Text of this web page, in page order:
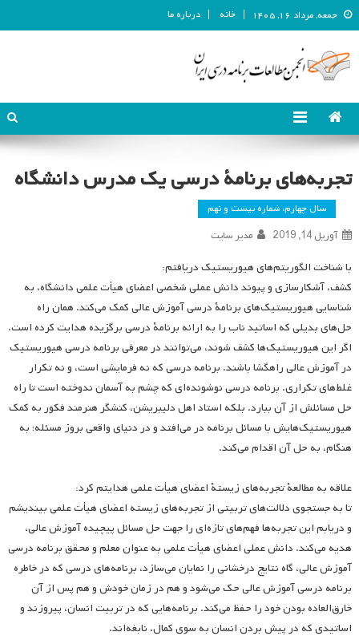
جمعه, مرداد ۱۶, ۱۴۰۵ خانه درباره ما
انجمن مطالعات برنامه درسی ایران
تجربه‌های برنامۀ درسی یک مدرس دانشگاه
سال چهارم، شماره بیست و نهم
آوریل 14, 2019 مدیر سایت
با شناخت الگوریتم‌های هیوریستیک دریافتم:
کشف، آشکارسازی و پیوند دانش عملی شخصی اعضای هیأت علمی دانشگاه، به
شناسایی هیوریستیک‌های برنامۀ درسی آموزش عالی کمک می‌کند. همان راه
حل‌های بدیلی که اساتید ناب را به ارائه برنامۀ درسی برگزیده هدایت کرده است.
اگر این هیوریستیک‌ها کشف شوند، می‌توانند در معرفی برنامه درسی هیوریستیک
در آموزش عالی راهگشا باشند. برنامه درسی که نه فرمایشی است، و نه تکرار
غلط‌های تکراری. برنامه درسی نوشونده‌ای که چشم به آسمان ندوخته است تا راه
حل مسائلش از آن ببارد. بلکه استاد اهل دلیبریشن، کنشگر هنرمند فکور به کمک
هیوریستیک‌هایش با مسائل برنامه در می‌افتد و در دنیای واقعی بروز مسئله؛ به
هنگام، به حل آن اقدام می‌کند.
علاقه به مطالعۀ تجربه‌های زیستۀ اعضای هیأت علمی هدایتم کرد:
تا به جستجوی دلالت‌های تربیتی از تجربه‌های زیسته اعضای هیأت علمی بیندیشم
و دریابم این تجربه‌ها فهم‌های تازه‌ای را جهت حل مسائل پیچیده آموزش عالی،
هدیه می‌کند. دانش عملی اعضای هیأت علمی به عنوان معلم و محقق برنامه درسی
آموزش عالی، گاه نتایج درخشانی را نمایان می‌سازد، برنامه‌های درسی که در خاطره
برنامه درسی آموزش عالی حک می‌شود و هم در زمان خودش و هم پس از آن
خارق‌العاده بودن خود را حفظ می‌کند. برنامه‌هایی که در تربیت انسان، پیروزند و
اساتیدی که در پیش بردن انسان به سوی کمال، نابغه‌اند.